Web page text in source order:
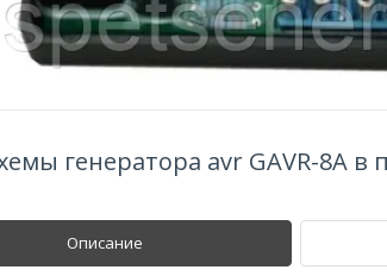
генератора avr GAVR-8A в
Описание